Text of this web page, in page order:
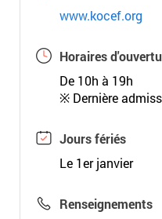
www.kocef.org
Horaires
De 10h à 19h
※ Dernière
Jours fériés
Le 1er janvier
Renseignements